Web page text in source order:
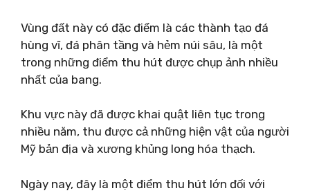
Vùng đất này có đặc điểm là các thành tạo đá
hùng vĩ, đá phân tầng và hẻm núi sâu, là một
trong những điểm thu hút được chụp ảnh nhiều
nhất của bang.
Khu vực này đã được khai quật liên tục trong
nhiều năm, thu được cả những hiện vật của người
Mỹ bản địa và xương khủng long hóa thạch.
Ngày nay, đây là một điểm thu hút lớn đối với